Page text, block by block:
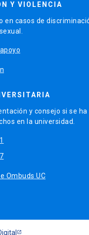
Y VIOLENCIA
en casos de
y consejo si se ha
en la universidad.
Ombuds UC